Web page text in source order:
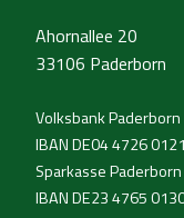
Ahornallee 20
33106 Paderborn
Volksbank Paderborn
IBAN DE04 4726
Sparkasse Paderborn
IBAN DE23 4765